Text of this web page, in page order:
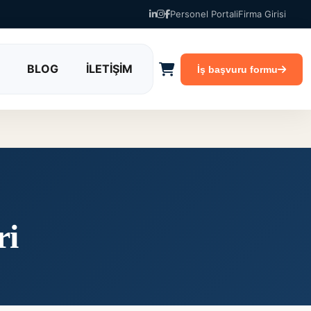
Personel PortaliFirma Girisi
BLOG İLETİŞİM İş başvuru formu